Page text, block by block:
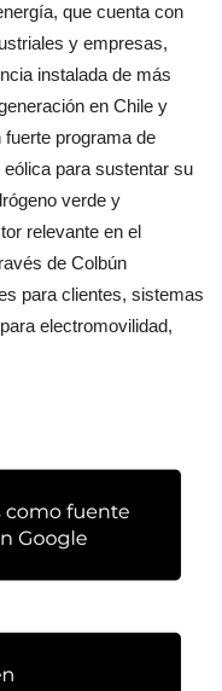
que cuenta con
y empresas,
instalada de más
en Chile y
programa de
para sustentar su
verde y
relevante en el
de Colbún
para clientes, sistemas
electromovilidad,